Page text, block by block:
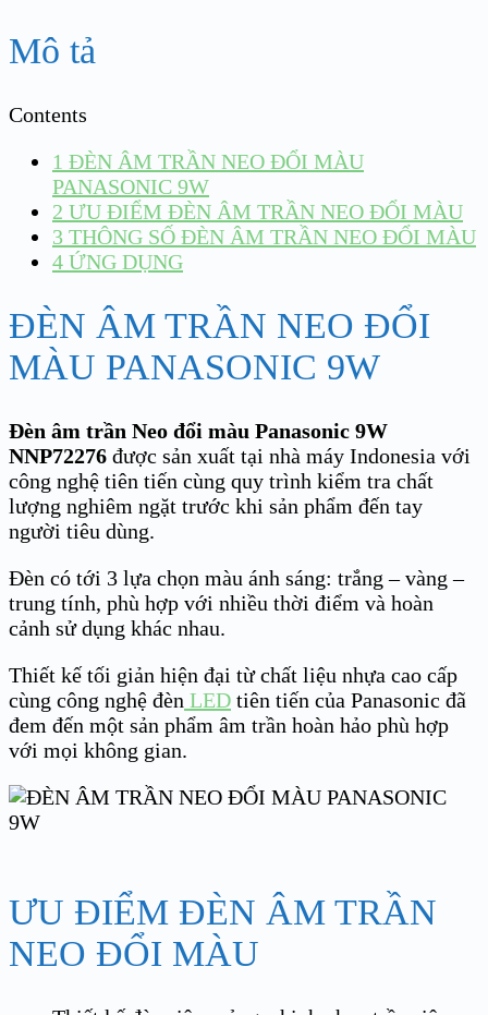
Mô tả
Contents
1 ĐÈN ÂM TRẦN NEO ĐỔI MÀU
PANASONIC 9W
2 ƯU ĐIỂM ĐÈN ÂM TRẦN NEO ĐỔI MÀU
3 THÔNG SỐ ĐÈN ÂM TRẦN NEO ĐỔI MÀU
4 ỨNG DỤNG
ĐÈN ÂM TRẦN NEO ĐỔI
MÀU PANASONIC 9W
Đèn âm trần Neo đổi màu Panasonic 9W
NNP72276 được sản xuất tại nhà máy Indonesia với
công nghệ tiên tiến cùng quy trình kiểm tra chất
lượng nghiêm ngặt trước khi sản phẩm đến tay
người tiêu dùng.
Đèn có tới 3 lựa chọn màu ánh sáng: trắng – vàng –
trung tính, phù hợp với nhiều thời điểm và hoàn
cảnh sử dụng khác nhau.
Thiết kế tối giản hiện đại từ chất liệu nhựa cao cấp
cùng công nghệ đèn LED tiên tiến của Panasonic đã
đem đến một sản phẩm âm trần hoàn hảo phù hợp
với mọi không gian.
ƯU ĐIỂM ĐÈN ÂM TRẦN
NEO ĐỔI MÀU